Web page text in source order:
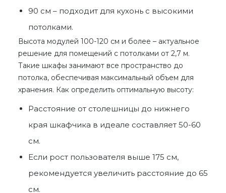
90 см – подходит для кухонь с высокими
потолками.
Высота модулей 100-120 см и более – актуальное
решение для помещений с потолками от 2,7 м.
Такие шкафы занимают все пространство до
потолка, обеспечивая максимальный объем для
хранения. Как определить оптимальную высоту:
Расстояние от столешницы до нижнего
края шкафчика в идеале составляет 50-60
см.
Если рост пользователя выше 175 см,
рекомендуется увеличить расстояние до 65
см.